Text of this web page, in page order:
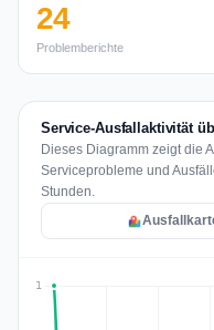
24
Problemberichte
Service-Ausfallaktivität
Dieses Diagramm zeigt die
Serviceprobleme und
Stunden.